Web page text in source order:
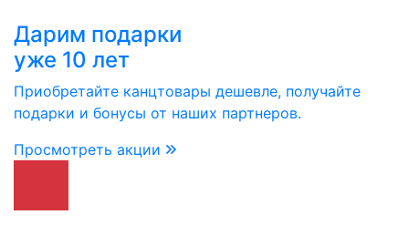
Дарим подарки
уже 10 лет
Приобретайте канцтовары дешевле, получайте
подарки и бонусы от наших партнеров.
Просмотреть акции